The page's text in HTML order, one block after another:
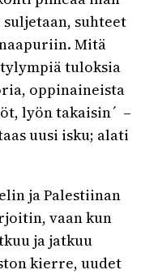
suhteet
Mitä
tuloksia
oppinaineista
lyön takaisin´ –
uusi isku; alati
ja Palestiinan
vaan kun
ja jatkuu
kierre, uudet